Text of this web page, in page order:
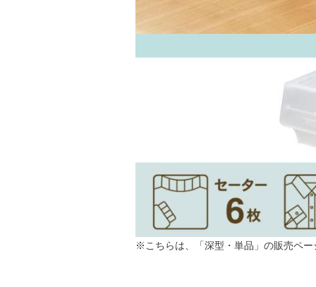
※こちらは、「深型・単品」の販売ペー